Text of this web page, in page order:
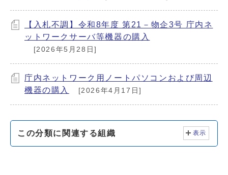
【入札不調】令和8年度 第21－物企3号 庁内ネ
ットワークサーバ等機器の購入
[2026年5月28日]
庁内ネットワーク用ノートパソコンおよび周辺
機器の購入
[2026年4月17日]
この分類に関連する組織 表示